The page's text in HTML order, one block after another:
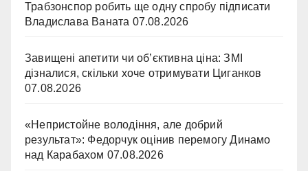
Трабзонспор робить ще одну спробу підписати
Владислава Ваната 07.08.2026
Завищені апетити чи об’єктивна ціна: ЗМІ
дізналися, скільки хоче отримувати Циганков
07.08.2026
«Непристойне володіння, але добрий
результат»: Федорчук оцінив перемогу Динамо
над Карабахом 07.08.2026